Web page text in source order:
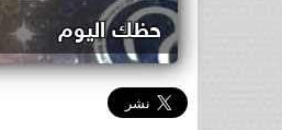
حظك اليوم